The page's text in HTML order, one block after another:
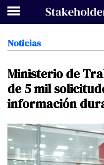
Noticias
Ministerio de
de 5mil
información